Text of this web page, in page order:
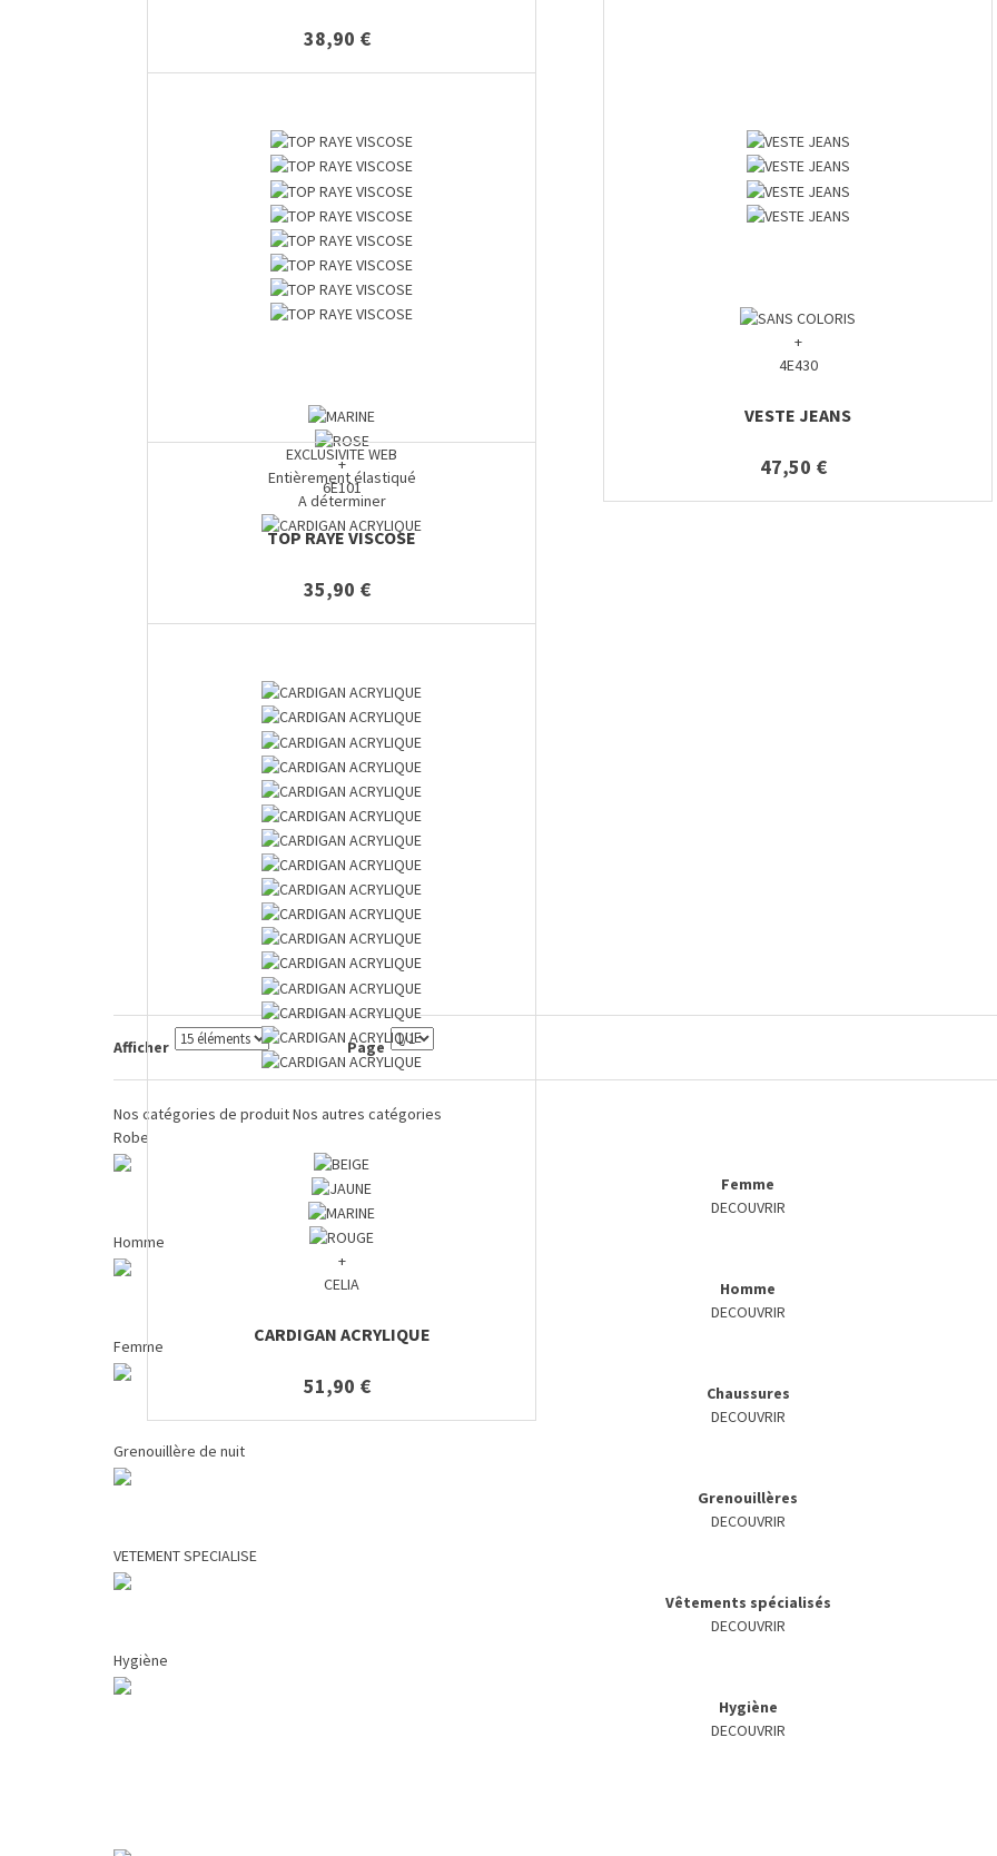
38,90 €
+
6E101
TOP RAYE VISCOSE
35,90 €
+
4E430
VESTE JEANS
47,50 €
EXCLUSIVITE WEB
Entièrement élastiqué
A déterminer
+
CELIA
CARDIGAN ACRYLIQUE
51,90 €
Afficher Page
Nos catégories de produitNos autres catégories
Robe
Femme
DECOUVRIR
Homme
Homme
DECOUVRIR
Femme
Chaussures
DECOUVRIR
Grenouillère de nuit
Grenouillères
DECOUVRIR
VETEMENT SPECIALISE
Vêtements spécialisés
DECOUVRIR
Hygiène
Hygiène
DECOUVRIR